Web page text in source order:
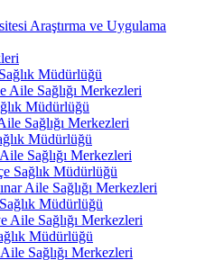
Araştırma ve Uygulama
Müdürlüğü
Aile Sağlığı Merkezleri
Müdürlüğü
Sağlığı Merkezleri
Müdürlüğü
Sağlığı Merkezleri
Sağlık Müdürlüğü
Aile Sağlığı Merkezleri
Müdürlüğü
Aile Sağlığı Merkezleri
Müdürlüğü
Sağlığı Merkezleri